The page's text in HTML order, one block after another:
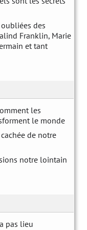
des
Franklin, Marie
et tant
les
le monde
de notre
notre lointain
pas lieu